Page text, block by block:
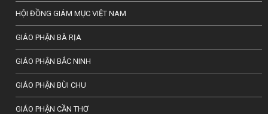
HỘI ĐỒNG GIÁM MỤC VIỆT NAM
GIÁO PHẬN BÀ RỊA
GIÁO PHẬN BẮC NINH
GIÁO PHẬN BÙI CHU
GIÁO PHẬN CẦN THƠ